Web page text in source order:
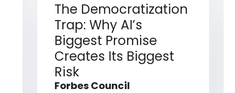
The Democratization
Trap: Why AI’s
Biggest Promise
Creates Its Biggest
Risk
Forbes Council